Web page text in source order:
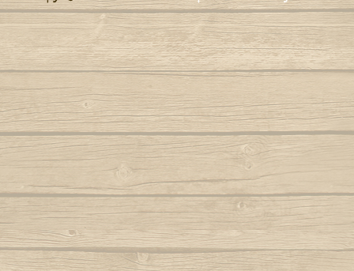
Adeus adeus (Boa viagem)
Autor : Mestre Marrom
Africa se uniu
Autor : Mestre Jogo De Dentro
Aidé, negra africana
Autor : Professor Marquinho Coreba
(Capoeira Gerais)
Além-mar
Autor : Graduado Voador (Capoeira Nagô)
Autor : CM
Nega
Nego
Autor : Mestre
Autor :
Oh Dende, dende
Oh Dende, dende
É noite de lua cheia
Vai ter festa na aldeia
Capoeira vai jogar,
Dende de mare
Oh Dende, dende
Oh Dende, dende